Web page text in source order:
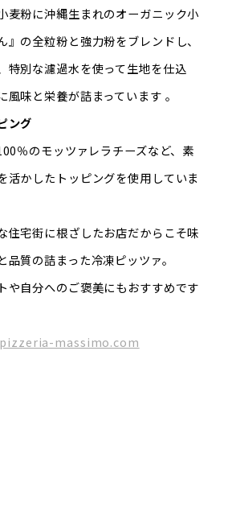
麦粉に沖縄生まれのオーガニック小
』の全粒粉と強力粉をブレンドし、
特別な濾過水を使って生地を仕込
風味と栄養が詰まっています 。
ング
％のモッツァレラチーズなど、素
活かしたトッピングを使用していま
住宅街に根ざしたお店だからこそ味
質の詰まった冷凍ピッツァ。
や自分へのご褒美にもおすすめです
massimo.com